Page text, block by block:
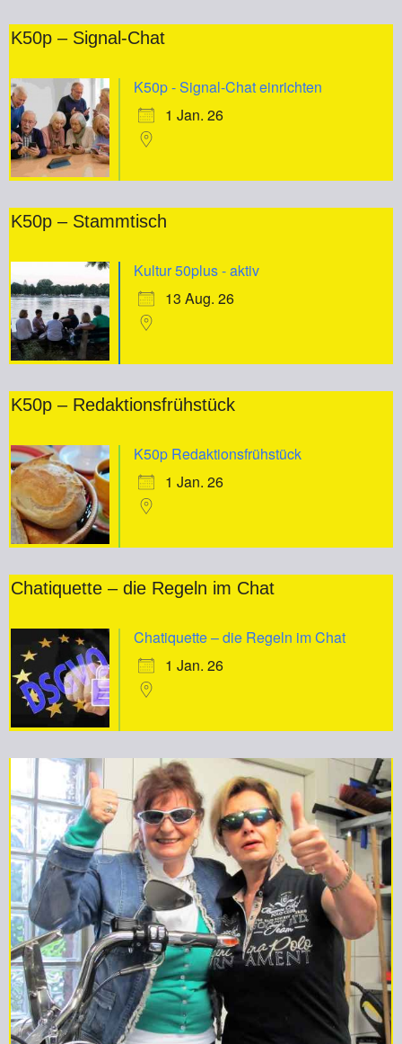
K50p – Signal-Chat
K50p - Signal-Chat einrichten
1 Jan. 26
K50p – Stammtisch
Kultur 50plus - aktiv
13 Aug. 26
K50p – Redaktionsfrühstück
K50p Redaktionsfrühstück
1 Jan. 26
Chatiquette – die Regeln im Chat
Chatiquette – die Regeln im Chat
1 Jan. 26